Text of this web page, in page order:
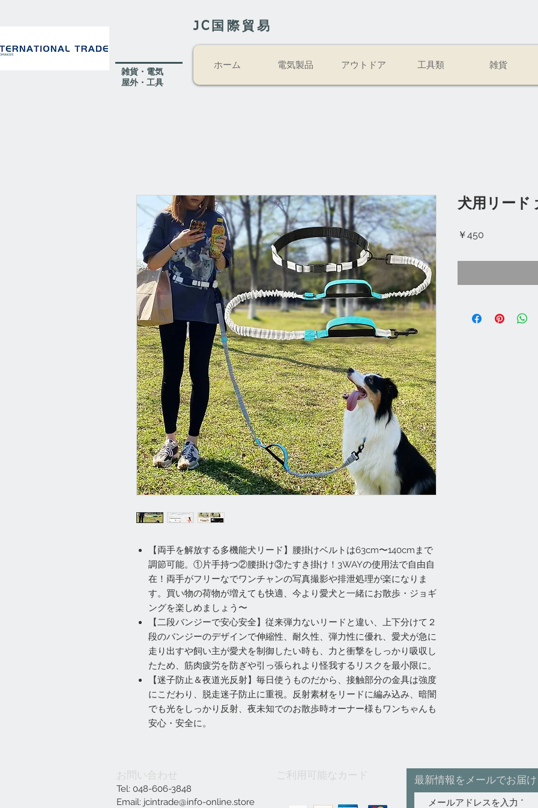
JC国際貿易
​雑貨・電気
​屋外・工具
ホーム 電気製品 アウトドア 工具類 雑貨
【両手を解放する多機能犬リード】腰掛けベルトは63cm〜140cmまで
調節可能。①片手持つ②腰掛け③たすき掛け！3WAYの使用法で自由自
在！両手がフリーなでワンチャンの写真撮影や排泄処理が楽になりま
す。買い物の荷物が増えても快適、今より愛犬と一緒にお散歩・ジョギ
ングを楽しめましょう〜
【二段バンジーで安心安全】従来弾力ないリードと違い、上下分けて２
段のバンジーのデザインで伸縮性、耐久性、弾力性に優れ、愛犬が急に
走り出すや飼い主が愛犬を制御したい時も、力と衝撃をしっかり吸収し
たため、筋肉疲労を防ぎや引っ張られより怪我するリスクを最小限に。
【迷子防止＆夜道光反射】毎日使うものだから、接触部分の金具は強度
にこだわり、脱走迷子防止に重視。反射素材をリードに編み込み、暗闇
でも光をしっかり反射、夜未知でのお散歩時オーナー様もワンちゃんも
安心・安全に。
犬用リード
￥450
お問い合わせ
Tel: 048-606-3848
Email: jcintrade@info-online.store
ご利用可能なカード 最新情報をメールでお届